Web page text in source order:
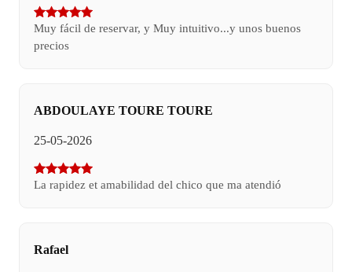
Muy fácil de reservar, y Muy intuitivo...y unos buenos
precios
ABDOULAYE TOURE TOURE
25-05-2026
La rapidez et amabilidad del chico que ma atendió
Rafael